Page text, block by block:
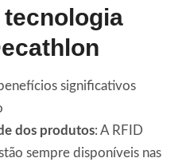
tecnologia
significativos
dos produtos: A RFID
sempre disponíveis nas